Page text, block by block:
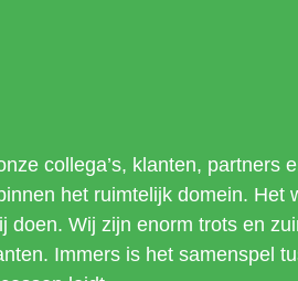
collega’s, klanten, partners
het ruimtelijk domein. Het
doen. Wij zijn enorm trots en
Immers is het samenspel